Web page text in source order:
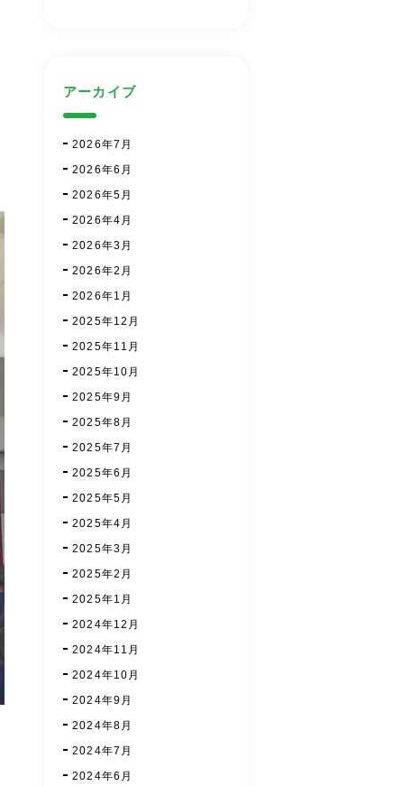
アーカイブ
2026年7月
2026年6月
2026年5月
2026年4月
2026年3月
2026年2月
2026年1月
2025年12月
2025年11月
2025年10月
2025年9月
2025年8月
2025年7月
2025年6月
2025年5月
2025年4月
2025年3月
2025年2月
2025年1月
2024年12月
2024年11月
2024年10月
2024年9月
2024年8月
2024年7月
2024年6月